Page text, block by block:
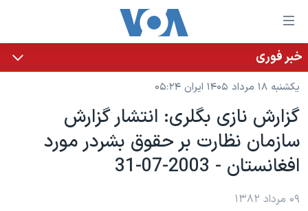
لینکهای
قابل
دسترسی
جهش
محتوای
اصلی
جهش
به
صفحه
خانه
نسخه سبک وب‌سایت
موضوع ها
ایران
آمریکا
جهان
برنامه های تلویزیونی
جدول برنامه ها
صفحه‌های ویژه
خبر فوری
یکشنبه ۱۸ مرداد ۱۴۰۵ ایران ۰۵:۲۴
گزارش نازی بگلری: انتشار گزارش
سازمان نظارت بر حقوق بشردر مورد
افغانستان - 2003-07-31
۰۹ مرداد ۱۳۸۲